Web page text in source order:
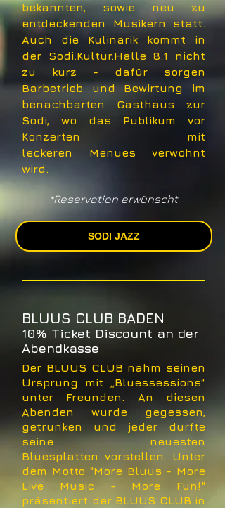
bekannten, sowie neu zu
entdeckenden Musikern statt.
Auch die Kulinarik kommt in
der Sodi.Kultur.Halle 8.1 nicht
zu kurz - dafür sorgen
Barbetrieb und Bewirtung im
benachbarten Gasthaus zur
Sodi, wo das Publikum vor
Konzerten mit
leckeren Menues verwöhnt
wird.
*Reservation erwünscht
SODI JAZZ
BLUUS CLUB BADEN
10% Ticket Discount an der
Abendkasse
Der BLUUS CLUB nahm seinen
Ursprung mit „Bluessessions“
unter Freunden. An diesen
Abenden wurde gegessen,
getrunken und jeder durfte
seine neuesten
Bluesplatten vorstellen. Unter
dem Motto "More Bluus - More
Live Music - More Fun!"
präsentiert der BLUUS CLUB in